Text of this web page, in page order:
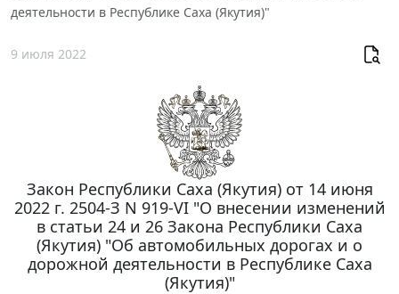
деятельности в Республике Саха (Якутия)"
9 июля 2022
Закон Республики Саха (Якутия) от 14 июня
2022 г. 2504-З N 919-VI "О внесении изменений
в статьи 24 и 26 Закона Республики Саха
(Якутия) "Об автомобильных дорогах и о
дорожной деятельности в Республике Саха
(Якутия)"